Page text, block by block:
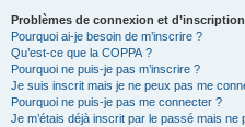
Problèmes de connexion et d’inscription
Pourquoi ai-je besoin de m’inscrire ?
Qu’est-ce que la COPPA ?
Pourquoi ne puis-je pas m’inscrire ?
Je suis inscrit mais je ne peux pas me
Pourquoi ne puis-je pas me connecter ?
Je m’étais déjà inscrit par le passé mais